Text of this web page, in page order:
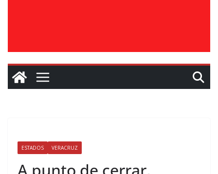
ESTADOS VERACRUZ